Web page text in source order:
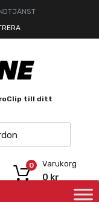
till ditt
Varukorg
0 kr
0